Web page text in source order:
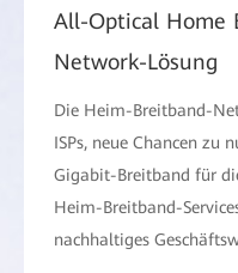
All-Optical Home
Network-Lösung
Die Heim-Breitband-
ISPs, neue Chancen zu
Gigabit-Breitband für
Heim-Breitband-
nachhaltiges